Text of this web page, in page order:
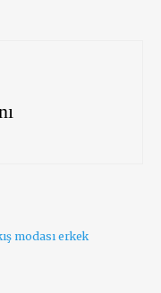
modası erkek